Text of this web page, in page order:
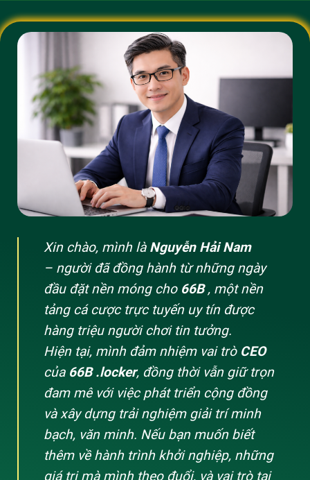
Xin chào, mình là Nguyễn Hải Nam
– người đã đồng hành từ những ngày
đầu đặt nền móng cho 66B, một nền
tảng cá cược trực tuyến uy tín được
hàng triệu người chơi tin tưởng.
Hiện tại, mình đảm nhiệm vai trò CEO
của 66B .locker, đồng thời vẫn giữ trọn
đam mê với việc phát triển cộng đồng
và xây dựng trải nghiệm giải trí minh
bạch, văn minh. Nếu bạn muốn biết
thêm về hành trình khởi nghiệp, những
giá trị mà mình theo đuổi, và vai trò tại